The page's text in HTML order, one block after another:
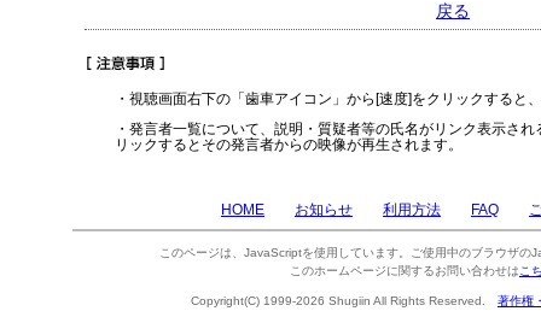
戻る
・視聴画面右下の「歯車アイコン」から[速度]をクリックすると
・発言者一覧について、説明・質疑者等の氏名がリンク表示さ
リックするとその発言者からの映像が再生されます。
HOME お知らせ 利用方法 FAQ
このページは、JavaScriptを使用しています。ご使用中のブラウザの
このホームページに関するお問い合わせは こ
Copyright(C) 1999-2026 Shugiin All Rights Reserved. 著作権